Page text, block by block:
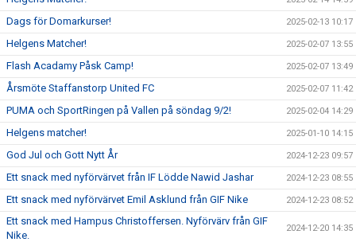
Dags för Domarkurser! 2025-02-13 10:17
Helgens Matcher! 2025-02-07 13:55
Flash Acadamy Påsk Camp! 2025-02-07 13:49
Årsmöte Staffanstorp United FC 2025-02-07 11:42
PUMA och SportRingen på Vallen på söndag 9/2! 2025-02-04 14:29
Helgens matcher! 2025-01-10 14:15
God Jul och Gott Nytt År 2024-12-23 09:57
Ett snack med nyförvärvet från IF Lödde Nawid Jashar 2024-12-23 08:55
Ett snack med nyförvärvet Emil Asklund från GIF Nike 2024-12-23 08:52
Ett snack med Hampus Christoffersen. Nyförvärv från GIF
Nike.
2024-12-20 14:35